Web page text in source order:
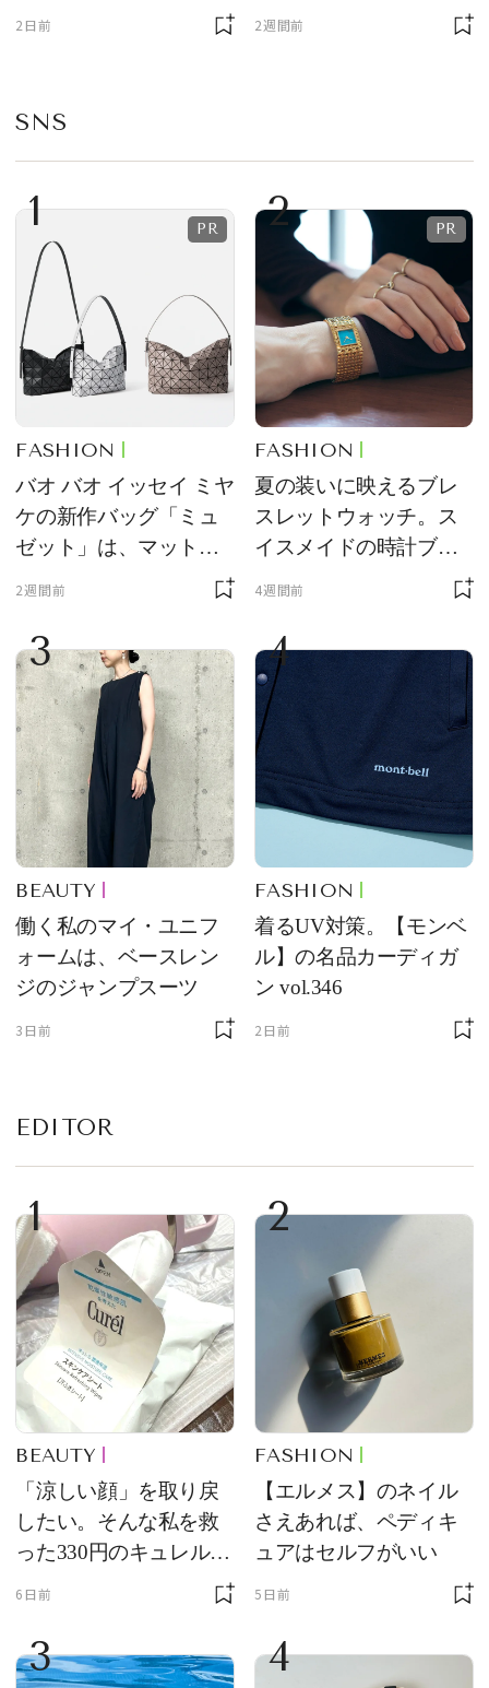
ニサイズもラインナッ
2日前 2週間前
SNS
1
FASHION
バオ バオ イッセイ ミヤ
ケの新作バッグ「ミュ
ゼット」は、マットな
2週間前
2
FASHION
夏の装いに映えるブレ
スレットウォッチ。ス
イスメイドの時計ブラ
ンド【フレデリック・
をレビュー。【それい
け！ 良品ハンター】
4週間前
3
BEAUTY
働く私のマイ・ユニフ
ォームは、ベースレン
ジのジャンプスーツ
3日前
4
FASHION
着るUV対策。【モンベ
ル】の名品カーディガ
ン vol.346
2日前
EDITOR
1
BEAUTY
「涼しい顔」を取り戻
したい。そんな私を救
った330円のキュレル名
6日前
2
FASHION
【エルメス】のネイル
さえあれば、ペディキ
ュアはセルフがいい
5日前
3 4